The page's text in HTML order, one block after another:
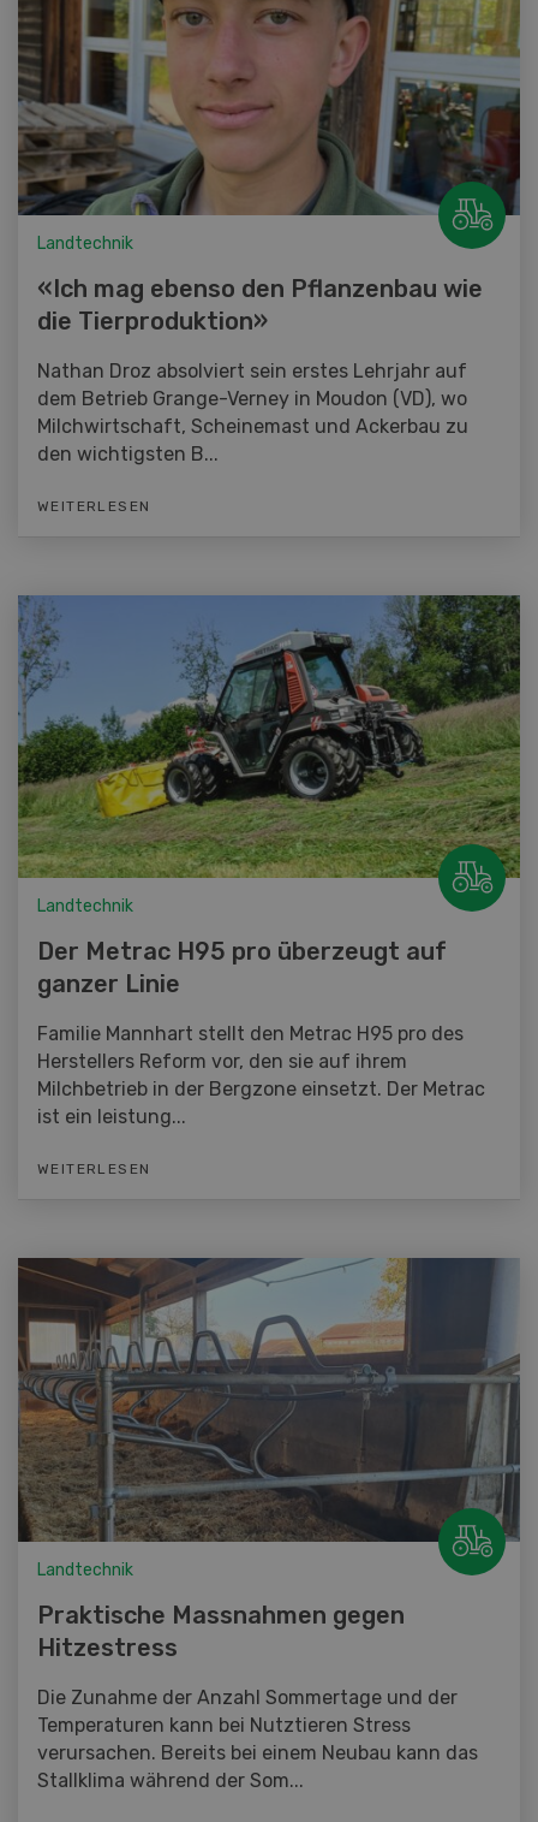
Landtechnik
«Ich mag ebenso den Pflanzenbau wie
die Tierproduktion»
Nathan Droz absolviert sein erstes Lehrjahr auf
dem Betrieb Grange-Verney in Moudon (VD), wo
Milchwirtschaft, Scheinemast und Ackerbau zu
den wichtigsten B...
WEITERLESEN
Landtechnik
Der Metrac H95 pro überzeugt auf
ganzer Linie
Familie Mannhart stellt den Metrac H95 pro des
Herstellers Reform vor, den sie auf ihrem
Milchbetrieb in der Bergzone einsetzt. Der Metrac
ist ein leistung...
WEITERLESEN
Landtechnik
Praktische Massnahmen gegen
Hitzestress
Die Zunahme der Anzahl Sommertage und der
Temperaturen kann bei Nutztieren Stress
verursachen. Bereits bei einem Neubau kann das
Stallklima während der Som...